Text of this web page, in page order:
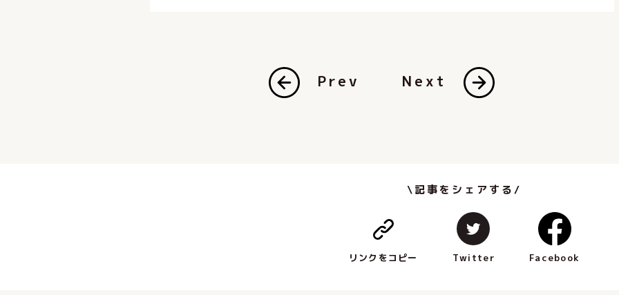
Prev Next
\記事をシェアする/
リンクをコピー Twitter Facebook